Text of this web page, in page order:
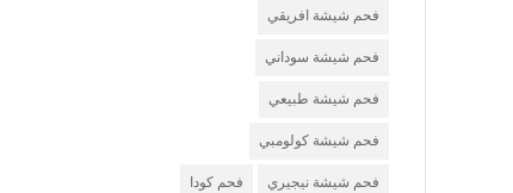
فحم شيشة افريقي
فحم شيشة سوداني
فحم شيشة طبيعي
فحم شيشة كولومبي
فحم شيشة نيجيري فحم كودا